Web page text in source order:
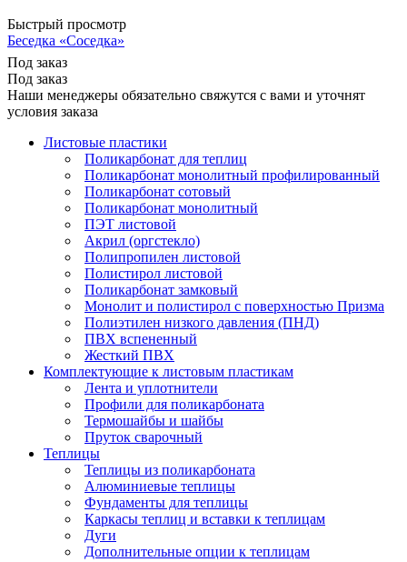
Быстрый просмотр
Беседка «Соседка»
Под заказ
Под заказ
Наши менеджеры обязательно свяжутся с вами и уточнят
условия заказа
Листовые пластики
Поликарбонат для теплиц
Поликарбонат монолитный профилированный
Поликарбонат сотовый
Поликарбонат монолитный
ПЭТ листовой
Акрил (оргстекло)
Полипропилен листовой
Полистирол листовой
Поликарбонат замковый
Монолит и полистирол с поверхностью Призма
Полиэтилен низкого давления (ПНД)
ПВХ вспененный
Жесткий ПВХ
Комплектующие к листовым пластикам
Лента и уплотнители
Профили для поликарбоната
Термошайбы и шайбы
Пруток сварочный
Теплицы
Теплицы из поликарбоната
Алюминиевые теплицы
Фундаменты для теплицы
Каркасы теплиц и вставки к теплицам
Дуги
Дополнительные опции к теплицам